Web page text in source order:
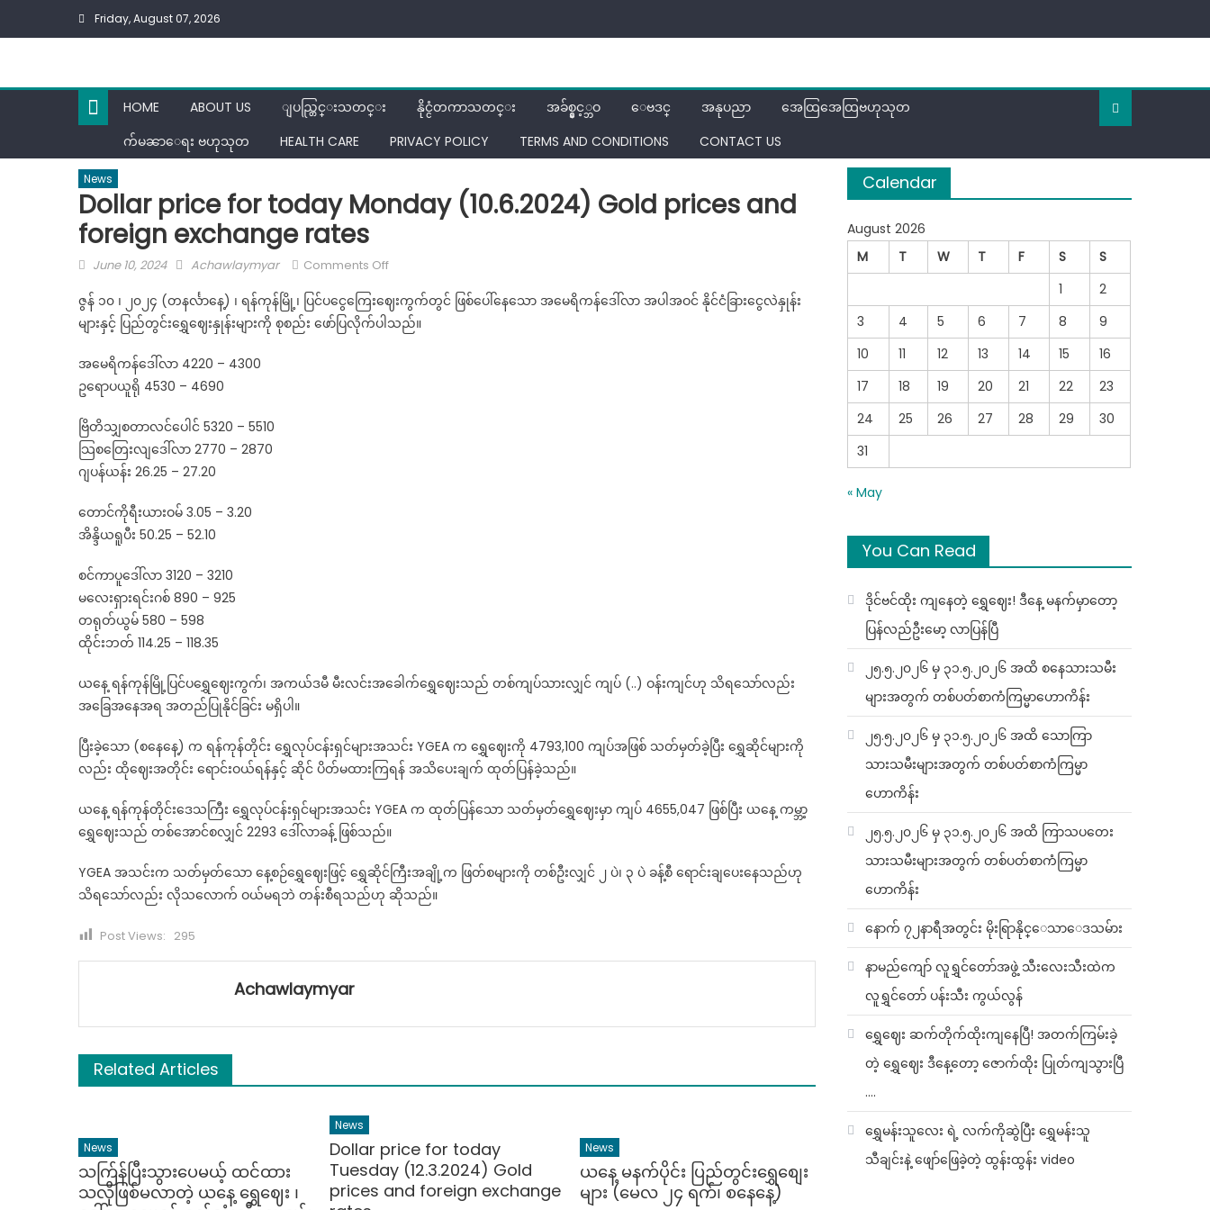
Friday, August 07, 2026
HOME ABOUT US ျပည္တြင္းသတင္း နိုင္ငံတကာသတင္း အခ်စ္နွင့္ဘဝ ေဗဒင္ အနုပညာ
အေထြအေထြဗဟုသုတ
က်မၼာေရး ဗဟုသုတ
HEALTH CARE PRIVACY POLICY TERMS AND CONDITIONS CONTACT US
News
Dollar price for today Monday (10.6.2024) Gold prices and
foreign exchange rates
Posted
June 10, 2024 Author
Achawlaymyar Comments Offon
price
for
ဇွန် ၁၀ ၊ ၂၀၂၄ (တနင်္လာနေ့) ၊ ရန်ကုန်မြို့၊ ပြင်ပငွေကြေးဈေးကွက်တွင် ဖြစ်ပေါ်နေသော အမေရိကန်ဒေါ်လာ အပါအဝင် နိုင်ငံခြားငွေလဲနှုန်း
များနှင့် ပြည်တွင်းရွှေဈေးနှုန်းများကို စုစည်း ဖော်ပြလိုက်ပါသည်။
အမေရိကန်ဒေါ်လာ 4220 – 4300
ဥရောပယူရို 4530 – 4690
ဗြိတိသျှစတာလင်ပေါင် 5320 – 5510
သြစတြေးလျဒေါ်လာ 2770 – 2870
ဂျပန်ယန်း 26.25 – 27.20
တောင်ကိုရီးယားဝမ် 3.05 – 3.20
အိန္ဒိယရူပီး 50.25 – 52.10
စင်ကာပူဒေါ်လာ 3120 – 3210
မလေးရှားရင်းဂစ် 890 – 925
တရုတ်ယွမ် 580 – 598
ထိုင်းဘတ် 114.25 – 118.35
ယနေ့ ရန်ကုန်မြို့ပြင်ပရွှေဈေးကွက်၊ အကယ်ဒမီ မီးလင်းအခေါက်ရွှေဈေးသည် တစ်ကျပ်သားလျှင် ကျပ် (..) ဝန်းကျင်ဟု သိရသော်လည်း
အခြေအနေအရ အတည်ပြုနိုင်ခြင်း မရှိပါ။
ပြီးခဲ့သော (စနေနေ့) က ရန်ကုန်တိုင်း ရွှေလုပ်ငန်းရှင်များအသင်း YGEA က ရွှေဈေးကို 4793,100 ကျပ်အဖြစ် သတ်မှတ်ခဲ့ပြီး ရွှေဆိုင်များကို
လည်း ထိုဈေးအတိုင်း ရောင်းဝယ်ရန်နှင့် ဆိုင် ပိတ်မထားကြရန် အသိပေးချက် ထုတ်ပြန်ခဲ့သည်။
ယနေ့ ရန်ကုန်တိုင်းဒေသကြီး ရွှေလုပ်ငန်းရှင်များအသင်း YGEA က ထုတ်ပြန်သော သတ်မှတ်ရွှေဈေးမှာ ကျပ် 4655,047 ဖြစ်ပြီး ယနေ့ ကမ္ဘာ့
ရွှေဈေးသည် တစ်အောင်စလျှင် 2293 ဒေါ်လာခန့် ဖြစ်သည်။
YGEA အသင်းက သတ်မှတ်သော နေ့စဉ်ရွှေဈေးဖြင့် ရွှေဆိုင်ကြီးအချို့က ဖြတ်စများကို တစ်ဦးလျှင် ၂ ပဲ၊ ၃ ပဲ ခန့်စီ ရောင်းချပေးနေသည်ဟု
သိရသော်လည်း လိုသလောက် ဝယ်မရဘဲ တန်းစီရသည်ဟု ဆိုသည်။
Post Views: 295
Achawlaymyar
Related Articles
News
သက်ြန်ပြီးသွားပေမယ့် ထင်ထား
သလိုဖြစ်မလာတဲ့ ယနေ့ ရွှေဈေး ၊
News
Dollar price for today
Tuesday (12.3.2024) Gold
prices and foreign exchange
News
ယနေ့ မနက်ပိုင်း ပြည်တွင်းရွှေစျေး
များ (မေလ ၂၄ ရက်၊ စနေနေ့)
Calendar
August 2026
M
T W T F S
S
1
2
3
4 5 6 7 8
9
10
11 12 13 14 15
16
17
18 19 20 21 22
23
24
25 26 27 28 29
30
31
« May
You Can Read
ဒိုင်ဗင်ထိုး ကျနေတဲ့ ရွှေဈေး! ဒီနေ့ မနက်မှာတော့
ပြန်လည်ဦးမော့ လာပြန်ပြီ
၂၅.၅.၂၀၂၆ မှ ၃၁.၅.၂၀၂၆ အထိ စနေသားသမီး
များအတွက် တစ်ပတ်စာကံကြမ္မာဟောကိန်း
၂၅.၅.၂၀၂၆ မှ ၃၁.၅.၂၀၂၆ အထိ သောကြာ
သားသမီးများအတွက် တစ်ပတ်စာကံကြမ္မာ
ဟောကိန်း
၂၅.၅.၂၀၂၆ မှ ၃၁.၅.၂၀၂၆ အထိ ကြာသပတေး
သားသမီးများအတွက် တစ်ပတ်စာကံကြမ္မာ
ဟောကိန်း
နောက် ၇၂နာရီအတွင်း မိုးရြာနိုင္ေသာေဒသမ်ား
နာမည်ကျော် လူရွှင်တော်အဖွဲ့ သီးလေးသီးထဲက
လူရွှင်တော် ပန်းသီး ကွယ်လွန်
ရွှေဈေး ဆက်တိုက်ထိုးကျနေပြီ! အတက်ကြမ်းခဲ့
တဲ့ ရွှေဈေး ဒီနေ့တော့ ဇောက်ထိုး ပြုတ်ကျသွားပြီ
….
ရွှေမန်းသူလေး ရဲ့ လက်ကိုဆွဲပြီး ရွှေမန်းသူ
သီချင်းနဲ့ ဖျော်ဖြေခဲ့တဲ့ ထွန်းထွန်း video